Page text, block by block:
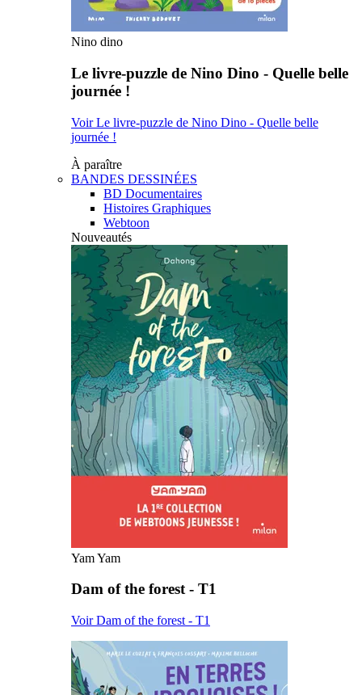
Nino dino
Le livre-puzzle de Nino Dino - Quelle belle
journée !
Voir Le livre-puzzle de Nino Dino - Quelle belle
journée !
À paraître
BANDES DESSINÉES
BD Documentaires
Histoires Graphiques
Webtoon
Nouveautés
Yam Yam
Dam of the forest - T1
Voir Dam of the forest - T1